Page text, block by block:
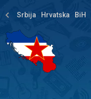
Srbija Hrvatska BiH